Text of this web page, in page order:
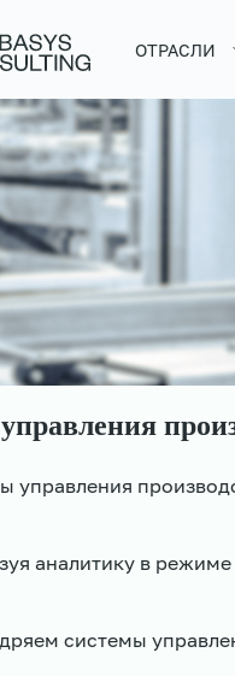
ОТРАСЛИ
аналитику в режиме
системы